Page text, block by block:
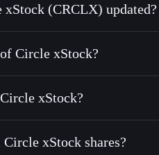
(CRCLX) updated?
match
Circle xStock?
$66.67
xStock?
xStock shares?